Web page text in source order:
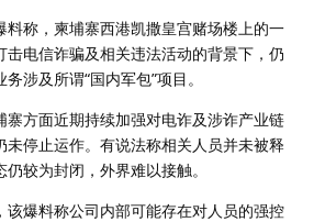
料称，柬埔寨西港凯撒皇宫赌场楼上的一
电信诈骗及相关违法活动的背景下，仍
涉及所谓“国内军包”项目。
寨方面近期持续加强对电诈及涉诈产业链
未停止运作。有说法称相关人员并未被释
较为封闭，外界难以接触。
该爆料称公司内部可能存在对人员的强控